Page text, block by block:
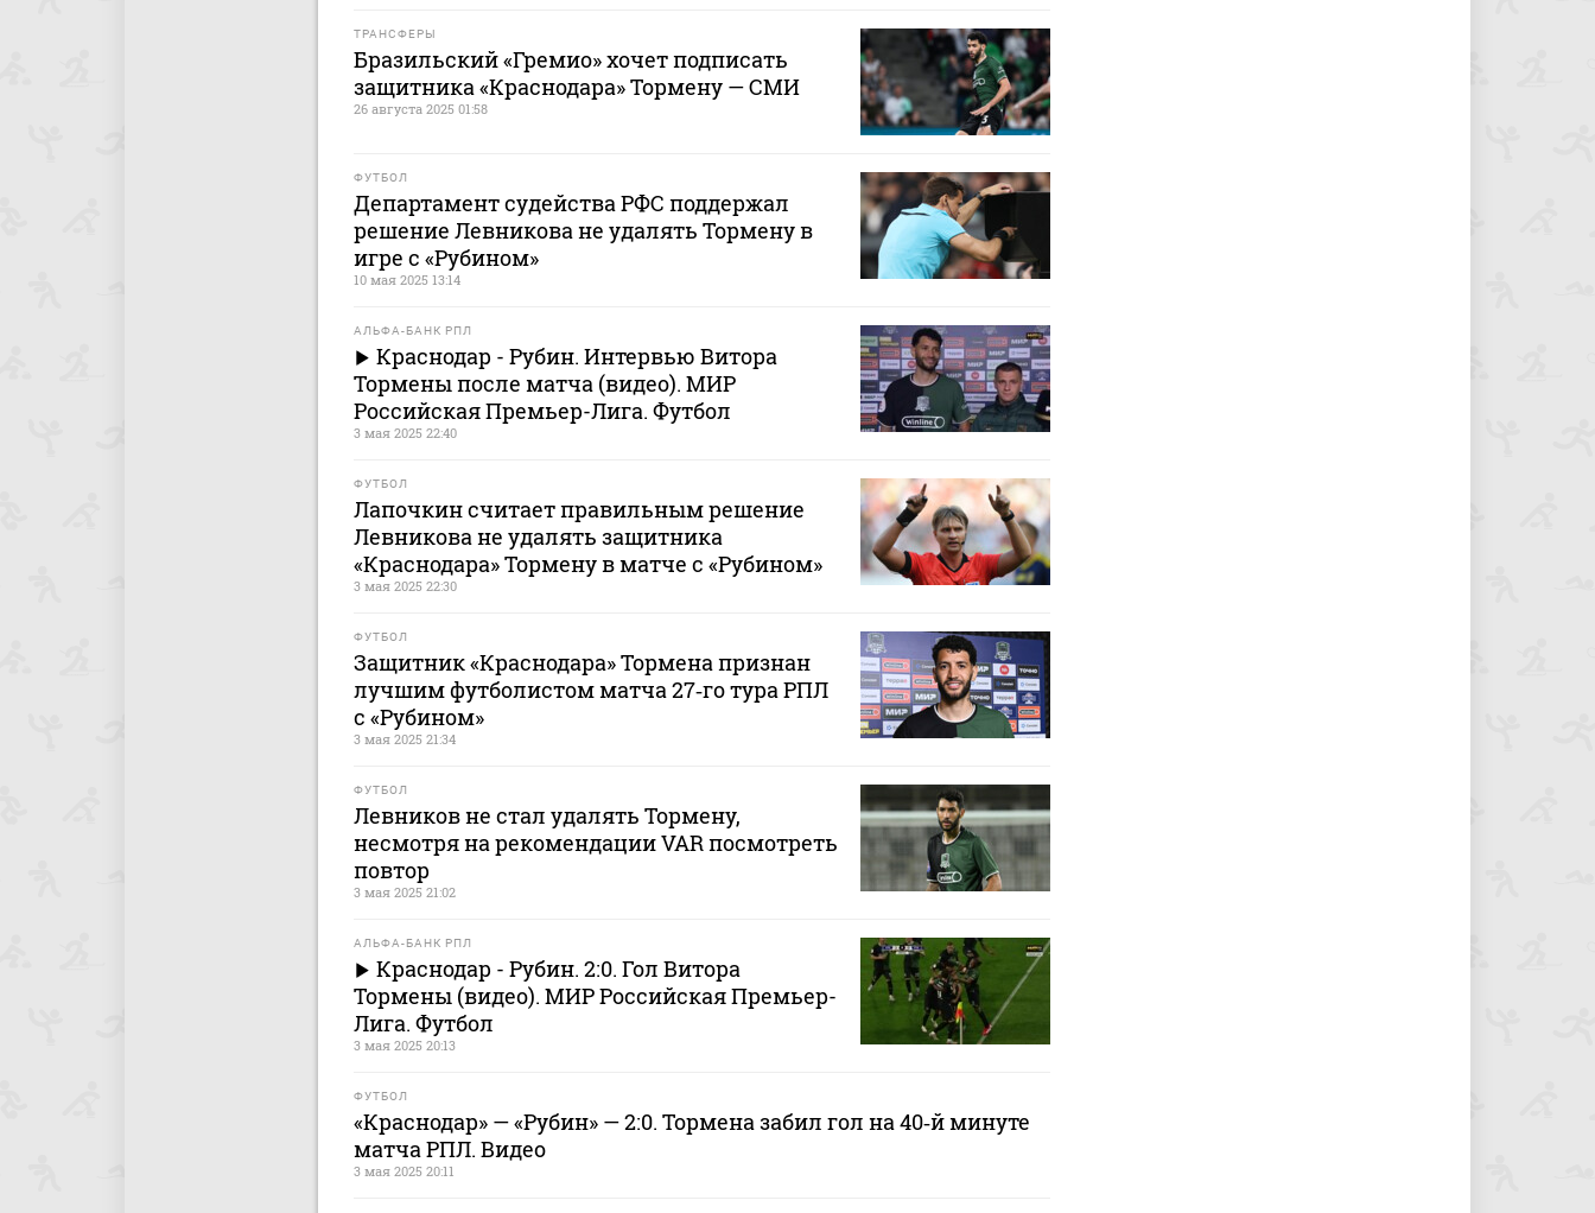
ТРАНСФЕРЫ
Бразильский «Гремио» хочет подписать
защитника «Краснодара» Тормену — СМИ
26 августа 2025 01:58
ФУТБОЛ
Департамент судейства РФС поддержал
решение Левникова не удалять Тормену в
игре с «Рубином»
10 мая 2025 13:14
АЛЬФА-БАНК РПЛ
Краснодар - Рубин. Интервью Витора
Тормены после матча (видео). МИР
Российская Премьер-Лига. Футбол
3 мая 2025 22:40
ФУТБОЛ
Лапочкин считает правильным решение
Левникова не удалять защитника
«Краснодара» Тормену в матче с «Рубином»
3 мая 2025 22:30
ФУТБОЛ
Защитник «Краснодара» Тормена признан
лучшим футболистом матча 27‑го тура РПЛ
с «Рубином»
3 мая 2025 21:34
ФУТБОЛ
Левников не стал удалять Тормену,
несмотря на рекомендации VAR посмотреть
повтор
3 мая 2025 21:02
АЛЬФА-БАНК РПЛ
Краснодар - Рубин. 2:0. Гол Витора
Тормены (видео). МИР Российская Премьер-
Лига. Футбол
3 мая 2025 20:13
ФУТБОЛ
«Краснодар» — «Рубин» — 2:0. Тормена забил гол на 40‑й минуте
матча РПЛ. Видео
3 мая 2025 20:11